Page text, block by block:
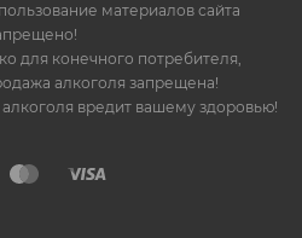
материалов сайта
для конечного потребителя,
алкоголя запрещена!
вредит вашему здоровью!